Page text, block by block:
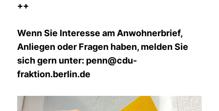
++
Wenn Sie Interesse am Anwohnerbrief,
Anliegen oder Fragen haben, melden Sie
sich gern unter: penn@cdu-
fraktion.berlin.de